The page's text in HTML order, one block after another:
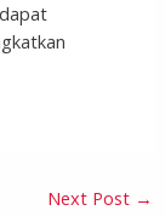
Next Post →